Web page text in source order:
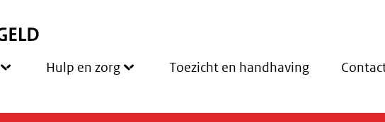
Hulp en zorg Toezicht en handhaving